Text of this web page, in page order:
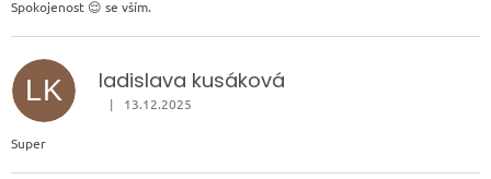
Spokojenost 😌 se vším.
LK ladislava kusáková
Hodnocení obchodu je 5 z 5 hvězdiček.
| 13.12.2025
Super